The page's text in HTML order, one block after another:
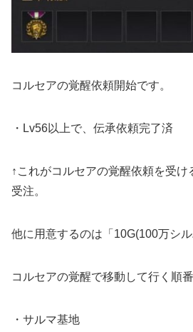
コルセアの覚醒依頼開始です。
・Lv56以上で、伝承依頼完了済
↑これがコルセアの覚醒依頼を受け
受注。
他に用意するのは「10G(100万シル
コルセアの覚醒で移動して行く順番
・サルマ基地